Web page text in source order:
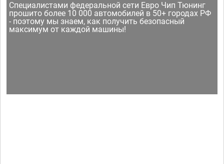
Специалистами федеральной сети Евро Чип Тюнинг
прошито более 10 000 автомобилей в 50+ городах РФ
- поэтому мы знаем, как получить безопасный
максимум от каждой машины!